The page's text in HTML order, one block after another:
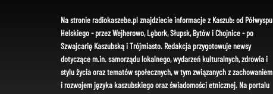
Na stronie radiokaszebe.pl znajdziecie informacje z Kaszub: od Półwyspu
Helskiego - przez Wejherowo, Lębork, Słupsk, Bytów i Chojnice - po
Szwajcarię Kaszubską i Trójmiasto. Redakcja przygotowuje newsy
dotyczące m.in. samorządu lokalnego, wydarzeń kulturalnych, zdrowia i
stylu życia oraz tematów społecznych, w tym związanych z zachowaniem
i rozwojem języka kaszubskiego oraz świadomości etnicznej. Na portalu